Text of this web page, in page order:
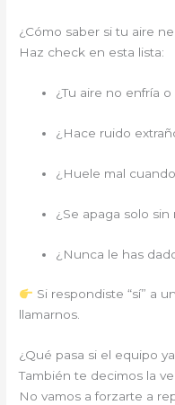
¿Cómo saber si tu aire
Haz check en esta lista:
¿Tu aire no enfría
¿Hace ruido
¿Huele mal
¿Se apaga solo sin
¿Nunca le has
Si respondiste “sí” a
llamarnos.
¿Qué pasa si el equipo
También te decimos la
No vamos a forzarte a